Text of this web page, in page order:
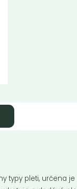
Tekuté mýdlo,
typy pleti, určena